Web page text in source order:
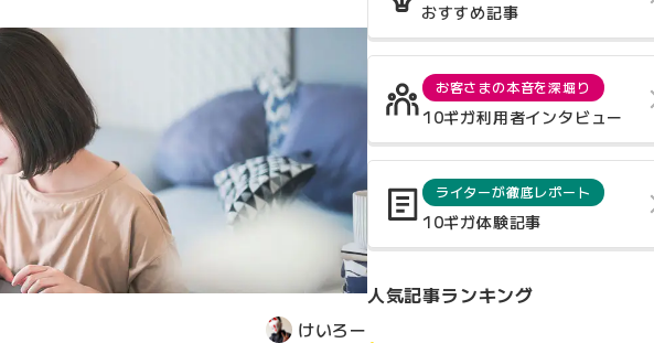
けいろー
おすすめ記事
お客さまの本音を深堀り
10ギガ利用者インタビュー
ライターが徹底レポート
10ギガ体験記事
人気記事ランキング